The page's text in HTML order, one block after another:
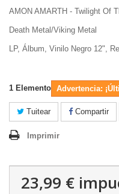
AMON AMARTH - Twilight Of
Death Metal/Viking Metal
LP, Álbum, Vinilo Negro 12",
1 Elemento Advertencia:
Tuitear Compartir
Imprimir
23,99 €